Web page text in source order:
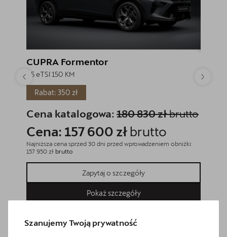
CUPRA Formentor
1.5 eTSI 150 KM
Rabat: 350 zł
Cena katalogowa: 180 830 złbrutto
Cena: 157 600 zł brutto
Najniższa cena sprzed 30 dni przed wprowadzeniem obniżki:
157 950 zł brutto
Zapytaj o szczegóły
Pokaż szczegóły
1.5
Szanujemy Twoją prywatność